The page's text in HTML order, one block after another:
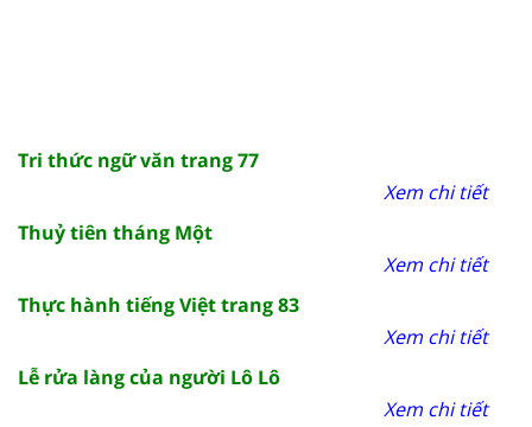
Tri thức ngữ văn trang 77
Xem chi tiết
Thuỷ tiên tháng Một
Xem chi tiết
Thực hành tiếng Việt trang 83
Xem chi tiết
Lễ rửa làng của người Lô Lô
Xem chi tiết